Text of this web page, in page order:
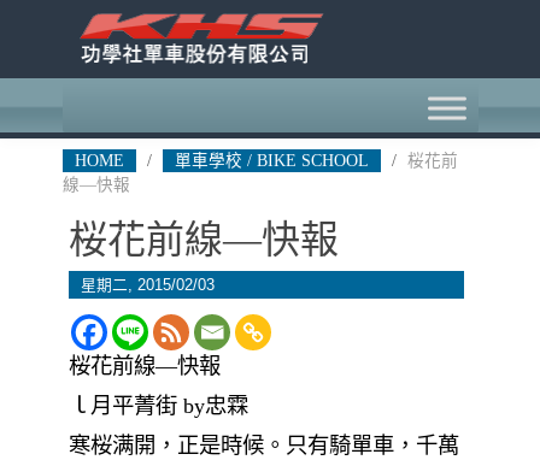
HOME / 單車學校 / BIKE SCHOOL /
桜花前
線—快報
桜花前線—快報
星期二, 2015/02/03
桜花前線—快報
ｌ月平菁街 by忠霖
寒桜满開，正是時候。只有騎單車，千萬